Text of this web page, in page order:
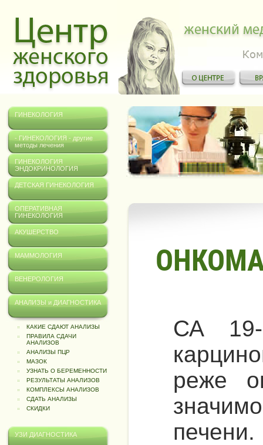
ГИНЕКОЛОГИЯ
- ГИНЕКОЛОГИЯ - другие
методы лечения
ГИНЕКОЛОГИЯ
ЭНДОКРИНОЛОГИЯ
ДЕТСКАЯ ГИНЕКОЛОГИЯ
ОПЕРАТИВНАЯ
ГИНЕКОЛОГИЯ
АКУШЕРСТВО
МАММОЛОГИЯ
ВЕНЕРОЛОГИЯ
АНАЛИЗЫ и ДИАГНОСТИКА
КАКИЕ СДАЮТ АНАЛИЗЫ
ПРАВИЛА СДАЧИ
АНАЛИЗОВ
АНАЛИЗЫ ПЦР
МАЗОК
УЗНАТЬ О БЕРЕМЕННОСТИ
РЕЗУЛЬТАТЫ АНАЛИЗОВ
КОМПЛЕКСЫ АНАЛИЗОВ
СДАТЬ АНАЛИЗЫ
СКИДКИ
УЗИ ДИАГНОСТИКА
СА 19-
реже
печени.